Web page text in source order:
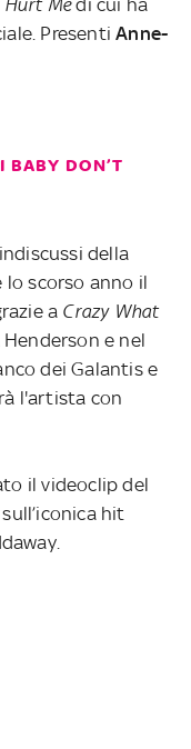
Presenti Anne-
BABY DON’T
della
lo scorso anno il
a Crazy What
e nel
dei Galantis e
l'artista con
il videoclip del
hit